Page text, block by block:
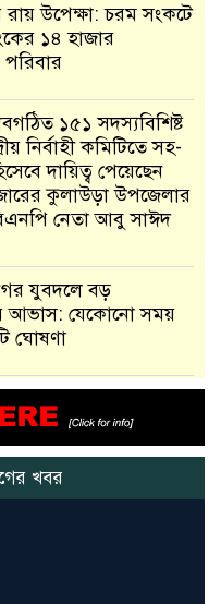
রায় উপেক্ষা: চরম সংকটে
১৪ হাজার
পরিবার
১৫১ সদস্যবিশিষ্ট
নির্বাহী কমিটিতে সহ-
দায়িত্ব পেয়েছেন
কুলাউড়া উপজেলার
বিএনপি নেতা আবু সাঈদ
যুবদলে বড়
আভাস: যেকোনো সময়
ঘোষণা
হয় : প্রধানমন্ত্রী
খবর